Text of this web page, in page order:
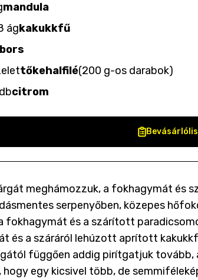
mandula
ágkakukkfű
tőkehalfilé(200 g-os darabok)
dbcitrom
meghámozzuk, a fokhagymát és
serpenyőben, közepes
fokhagymát és a szárított
és a száráról lehúzott aprított
függően addig pirítgatjuk tovább,
hogy egy kicsivel több, de